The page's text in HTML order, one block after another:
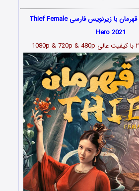
دانلود فیلم چینی دزد قهرمان با زیرنویس فارسی Thief Female
Hero 2021
با کیفیت عالی 1080p & 720p & 480p